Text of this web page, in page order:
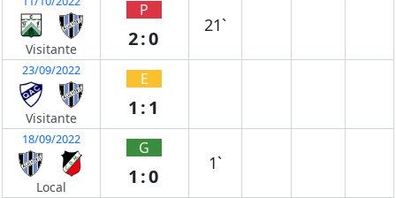
Visitante
P
2:0
21`
23/09/2022
Visitante
E
1:1
18/09/2022
Local
G
1:0
1`